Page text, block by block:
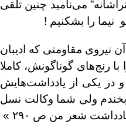
می‌نامید چنین تلقی
را بشکنیم !
مقاومتی که ادیبان
رنج‌های گوناگونش، کاملا
در یکی از یادداشت‌هایش
ولی شما وکالت نسل
شعر من ص ۲۹۰ »